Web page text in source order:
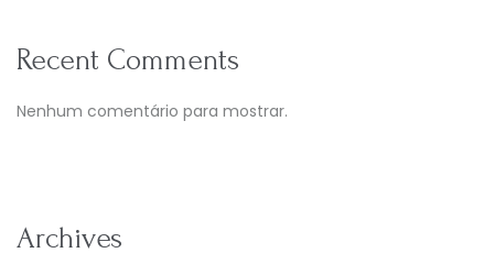
Recent Comments
Nenhum comentário para mostrar.
Archives